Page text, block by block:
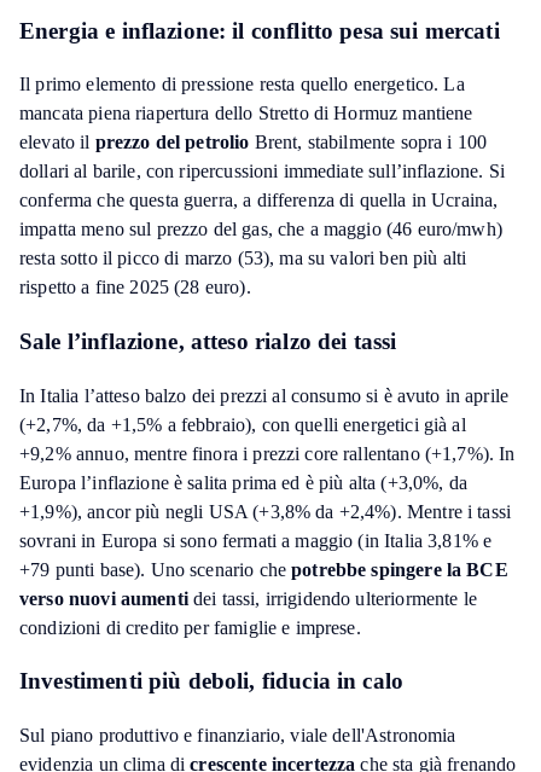
Energia e inflazione: il conflitto pesa sui mercati
Il primo elemento di pressione resta quello energetico. La
mancata piena riapertura dello Stretto di Hormuz mantiene
elevato il prezzo del petrolio Brent, stabilmente sopra i 100
dollari al barile, con ripercussioni immediate sull’inflazione. Si
conferma che questa guerra, a differenza di quella in Ucraina,
impatta meno sul prezzo del gas, che a maggio (46 euro/mwh)
resta sotto il picco di marzo (53), ma su valori ben più alti
rispetto a fine 2025 (28 euro).
Sale l’inflazione, atteso rialzo dei tassi
In Italia l’atteso balzo dei prezzi al consumo si è avuto in aprile
(+2,7%, da +1,5% a febbraio), con quelli energetici già al
+9,2% annuo, mentre finora i prezzi core rallentano (+1,7%). In
Europa l’inflazione è salita prima ed è più alta (+3,0%, da
+1,9%), ancor più negli USA (+3,8% da +2,4%). Mentre i tassi
sovrani in Europa si sono fermati a maggio (in Italia 3,81% e
+79 punti base). Uno scenario chepotrebbe spingere la BCE
verso nuovi aumentidei tassi, irrigidendo ulteriormente le
condizioni di credito per famiglie e imprese.
Investimenti più deboli, fiducia in calo
Sul piano produttivo e finanziario, viale dell'Astronomia
evidenzia un clima dicrescente incertezza che sta già frenando